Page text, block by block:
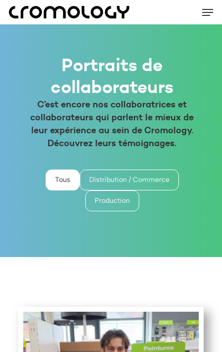
Skip
Portraits de
collaborateurs
Portraits de collaborateurs
Tous Distribution / Commerce
Production